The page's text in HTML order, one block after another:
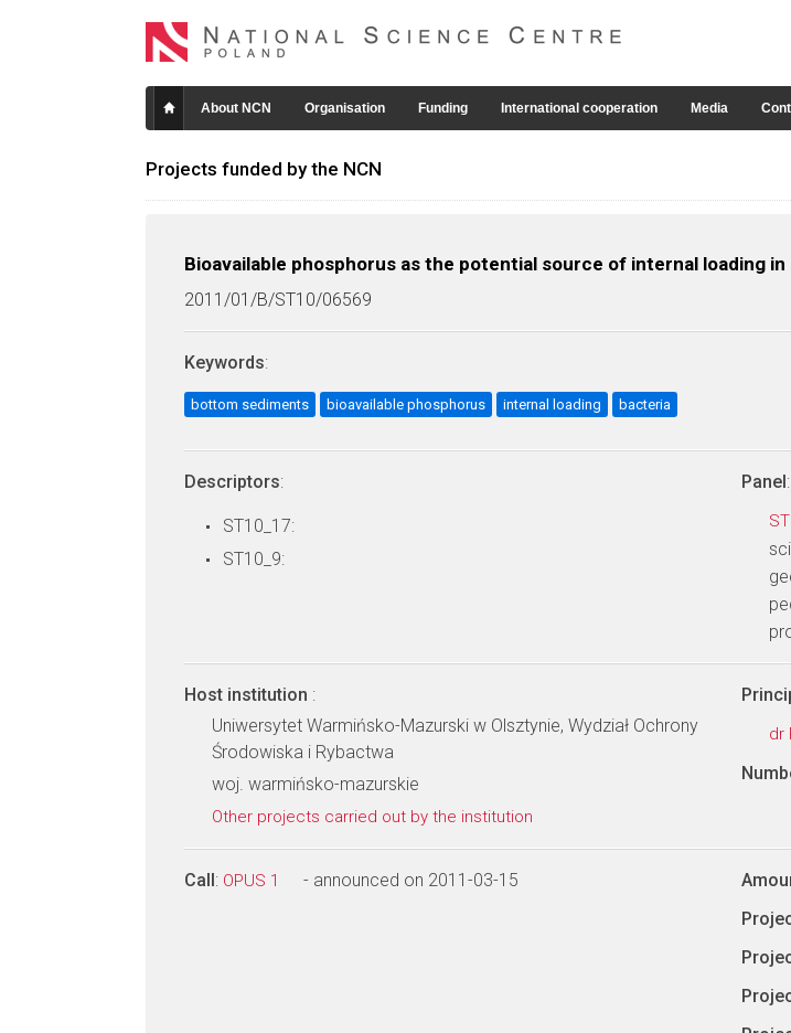
About NCN Organisation Funding International cooperation Media
Projects funded by the NCN
Bioavailable phosphorus as the potential source of internal loading
2011/01/B/ST10/06569
Keywords:
bottom sediments bioavailable phosphorus internal loading bacteria
Descriptors:
ST10_17:
ST10_9:
Panel:
Host institution :
Uniwersytet Warmińsko-Mazurski w Olsztynie, Wydział Ochrony
Środowiska i Rybactwa
woj. warmińsko-mazurskie
Other projects carried out by the institution
dr
Call: OPUS 1 - announced on 2011-03-15